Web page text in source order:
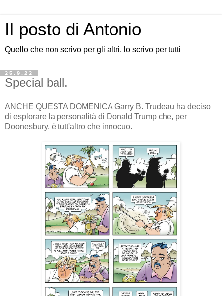
Il posto di Antonio
Quello che non scrivo per gli altri, lo scrivo per tutti
25.9.22
Special ball.
ANCHE QUESTA DOMENICA Garry B. Trudeau ha deciso
di esplorare la personalità di Donald Trump che, per
Doonesbury, è tutt'altro che innocuo.